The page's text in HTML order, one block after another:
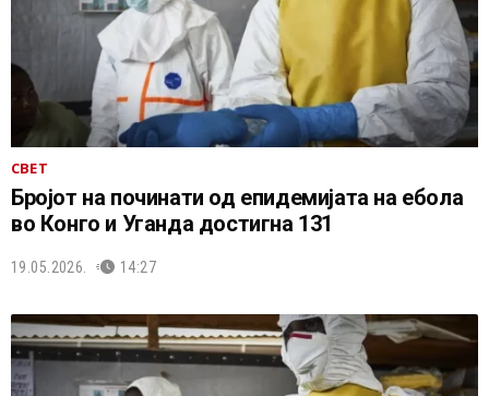
СВЕТ
Бројот на починати од епидемијата на ебола
во Конго и Уганда достигна 131
19.05.2026. 14:27